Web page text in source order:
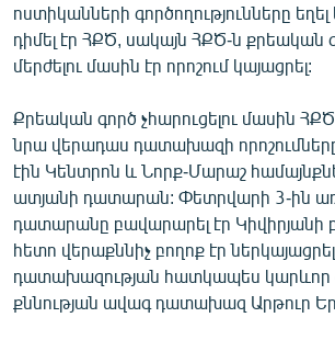
ոստիկանների գործողությունները
դիմել էր ՀՔԾ, սակայն ՀՔԾ-ն քրեական
մերժելու մասին էր որոշում կայացրել:
Քրեական գործ չհարուցելու մասին
նրա վերադաս դատախազի
էին Կենտրոն և Նորք-Մարաշ
ատյանի դատարան: Փետրվարի 3-ին
դատարանը բավարարել էր Կիվիրյանի
հետո վերաքննիչ բողոք էր ներկայացրել
դատախազության հատկապես կարևոր
քննության ավագ դատախազ Արթուր